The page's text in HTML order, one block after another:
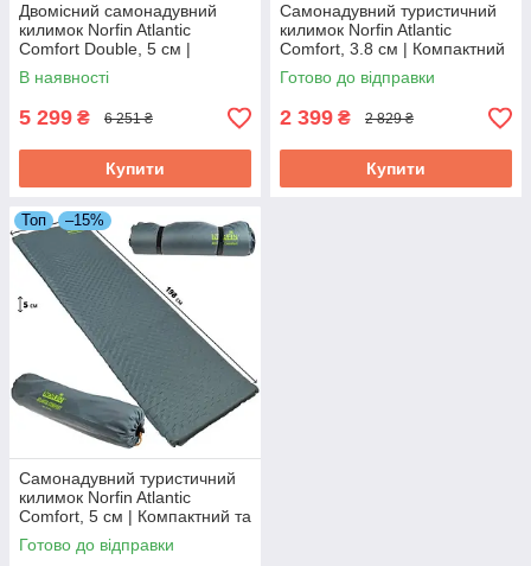
Двомісний самонадувний
килимок Norfin Atlantic
Comfort Double, 5 см |
Великий туристичний
каремат для комфортного
В наявності
5 299 ₴ 6 251 ₴
Купити
Самонадувний туристичний
килимок Norfin Atlantic
Comfort, 3.8 см | Компактний
та комфортний каремат для
ідеального сну на природі
Готово до відправки
2 399 ₴ 2 829 ₴
Купити
Топ –15%
Самонадувний туристичний
килимок Norfin Atlantic
Comfort, 5 см | Компактний та
комфортний каремат для
ідеального сну на природі
Готово до відправки